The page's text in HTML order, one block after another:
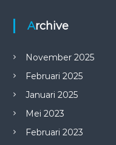
Archive
November 2025
Februari 2025
Januari 2025
Mei 2023
Februari 2023